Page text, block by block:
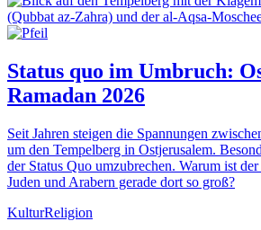
Status quo im Umbruch:
Ramadan 2026
Seit Jahren steigen die Spannungen
um den Tempelberg in Ostjerusalem.
der Status Quo umzubrechen. Warum ist
Juden und Arabern gerade dort so groß?
KulturReligion